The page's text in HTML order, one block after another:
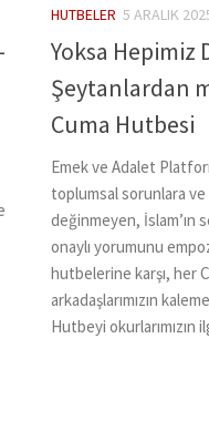
HUTBELER 5 ARALIK
Yoksa Hepimiz
Şeytanlardan
Cuma Hutbesi
Emek ve Adalet
toplumsal sorunlara
değinmeyen, İslam’ın
onaylı yorumunu
hutbelerine karşı, her
arkadaşlarımızın
Hutbeyi okurlarımızın